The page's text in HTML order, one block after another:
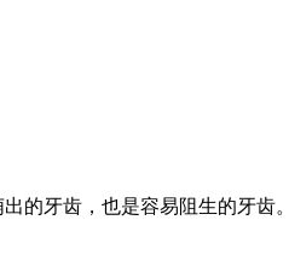
的牙齿，也是容易阻生的牙